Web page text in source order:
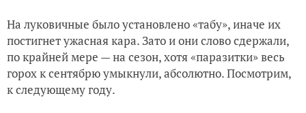
На луковичные было установлено «табу», иначе их
постигнет ужасная кара. Зато и они слово сдержали,
по крайней мере — на сезон, хотя «паразитки» весь
горох к сентябрю умыкнули, абсолютно. Посмотрим,
к следующему году.